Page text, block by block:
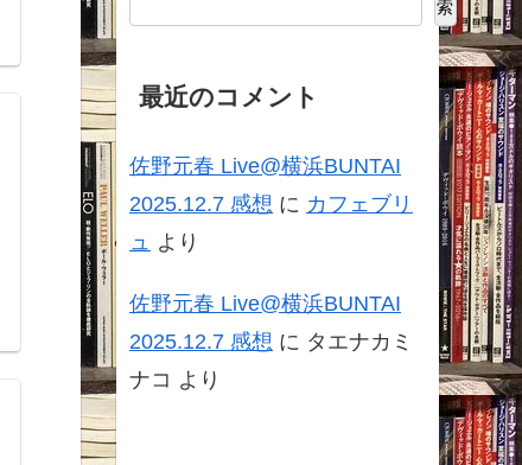
索
最近のコメント
佐野元春 Live@横浜BUNTAI
2025.12.7 感想 に カフェブリ
ュ より
佐野元春 Live@横浜BUNTAI
2025.12.7 感想 に タエナカミ
ナコ より